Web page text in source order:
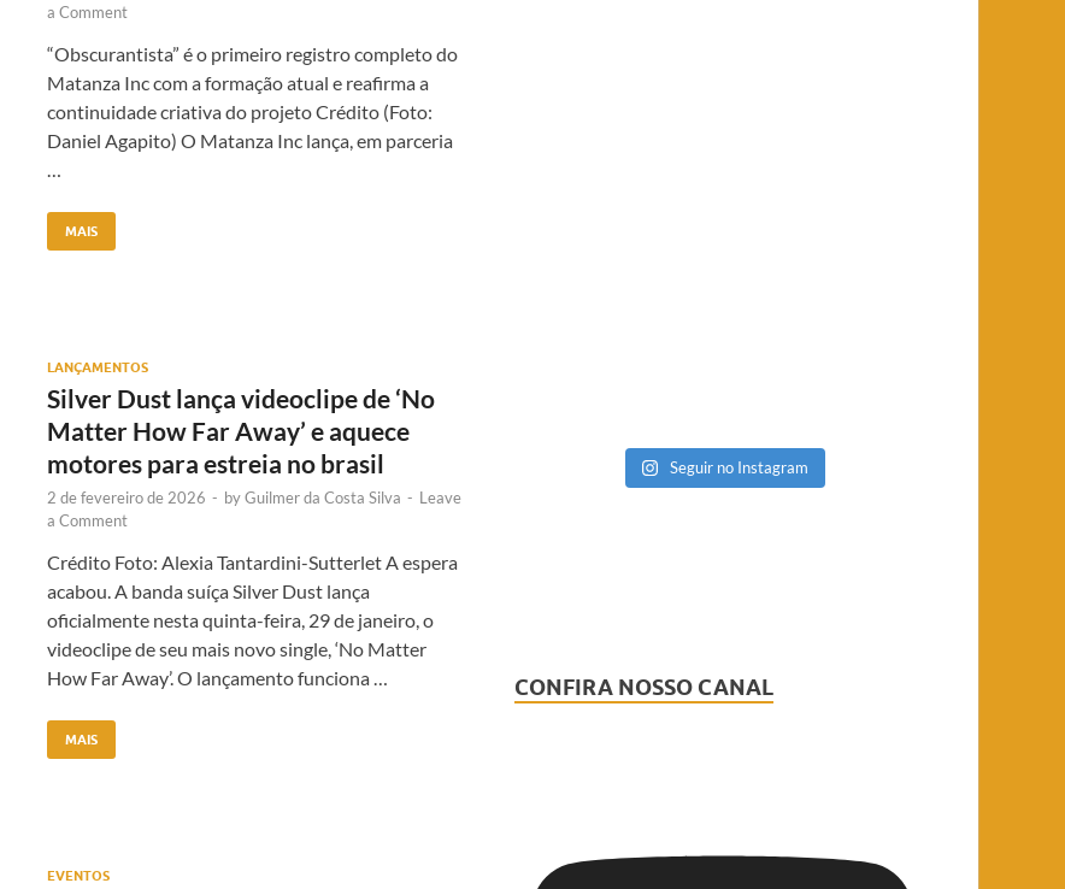
a Comment
“Obscurantista” é o primeiro registro completo do
Matanza Inc com a formação atual e reafirma a
continuidade criativa do projeto Crédito (Foto:
Daniel Agapito) O Matanza Inc lança, em parceria
MAIS
LANÇAMENTOS
Silver Dust lança videoclipe de ‘No
Matter How Far Away’ e aquece
motores para estreia no brasil
2 de fevereiro de 2026 - byGuilmer da Costa Silva - Leave
a Comment
Crédito Foto: Alexia Tantardini-Sutterlet A espera
acabou. A banda suíça Silver Dust lança
oficialmente nesta quinta-feira, 29 de janeiro, o
videoclipe de seu mais novo single, ‘No Matter
How Far Away’. O lançamento funciona …
MAIS
EVENTOS
Seguir no Instagram
CONFIRA NOSSO CANAL